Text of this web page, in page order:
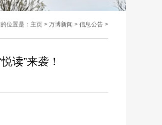
位置是： 主页 > 万博新闻 > 信息公告 >
读”来袭！